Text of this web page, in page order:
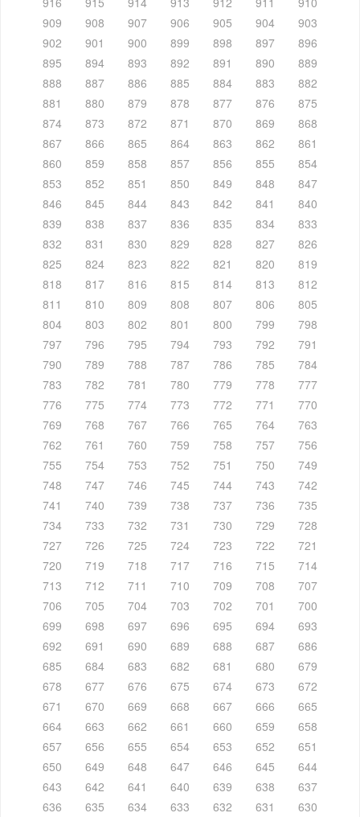
909
908 907 906 905 904
903
902
901 900 899 898 897
896
895
894 893 892 891 890
889
888
887 886 885 884 883
882
881
880 879 878 877 876
875
874
873 872 871 870 869
868
867
866 865 864 863 862
861
860
859 858 857 856 855
854
853
852 851 850 849 848
847
846
845 844 843 842 841
840
839
838 837 836 835 834
833
832
831 830 829 828 827
826
825
824 823 822 821 820
819
818
817 816 815 814 813
812
811
810 809 808 807 806
805
804
803 802 801 800 799
798
797
796 795 794 793 792
791
790
789 788 787 786 785
784
783
782 781 780 779 778
777
776
775 774 773 772 771
770
769
768 767 766 765 764
763
762
761 760 759 758 757
756
755
754 753 752 751 750
749
748
747 746 745 744 743
742
741
740 739 738 737 736
735
734
733 732 731 730 729
728
727
726 725 724 723 722
721
720
719 718 717 716 715
714
713
712 711 710 709 708
707
706
705 704 703 702 701
700
699
698 697 696 695 694
693
692
691 690 689 688 687
686
685
684 683 682 681 680
679
678
677 676 675 674 673
672
671
670 669 668 667 666
665
664
663 662 661 660 659
658
657
656 655 654 653 652
651
650
649 648 647 646 645
644
643
642 641 640 639 638
637
636
635 634 633 632 631
630